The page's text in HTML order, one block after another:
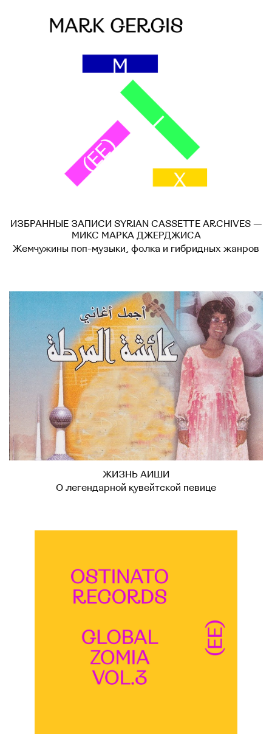
ИЗБРАННЫЕ ЗАПИСИ SYRIAN CASSETTE ARCHIVES —
МИКС МАРКА ДЖЕРДЖИСА
Жемчужины поп-музыки, фолка и гибридных жанров
ЖИЗНЬ АИШИ
О легендарной кувейтской певице